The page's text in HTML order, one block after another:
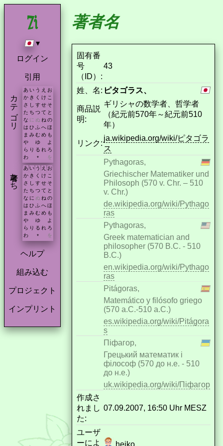
▾
ログイン
引用
カテゴリ あ い う え お
か き く け こ
さ し す せ そ
た ち つ て と
な に ぬ ね の
は ひ ふ へ ほ
ま み む め も
や
ゆ
よ
ら り る れ ろ
わ
* を
著者たち あ い う え お
か き く け こ
さ
し す せ そ
た ち つ て と
な に ぬ ね の
は ひ ふ へ ほ
ま み む め も
や
ゆ
よ
ら り る れ ろ
わ
* を
ヘルプ
組み込む
プロジェクト
インプリント
著者名
固有番
号
（ID）:
43
姓、名: ピタゴラス、
商品説
明:
ギリシャの数学者、哲学者
（紀元前570年～紀元前510
年）
リンク:
ja.wikipedia.org/wiki/ピタゴラ
ス
Pythagoras,
Griechischer Matematiker und
Philosoph (570 v. Chr. – 510
v. Chr.)
de.wikipedia.org/wiki/Pythago
ras
Pythagoras,
Greek matematician and
philosopher (570 B.C. - 510
B.C.)
en.wikipedia.org/wiki/Pythago
ras
Pitágoras,
Matemático y filósofo griego
(570 a.C.-510 a.C.)
es.wikipedia.org/wiki/Pitágora
s
Піфагор,
Грецький математик і
філософ (570 до н.е. - 510
до н.е.)
uk.wikipedia.org/wiki/Піфагор
作成さ
れまし
た:
07.09.2007, 16:50 Uhr MESZ
ユーザ
ーによ